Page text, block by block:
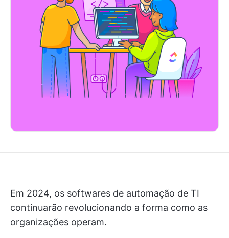
Em 2024, os softwares de automação de TI
continuarão revolucionando a forma como as
organizações operam.